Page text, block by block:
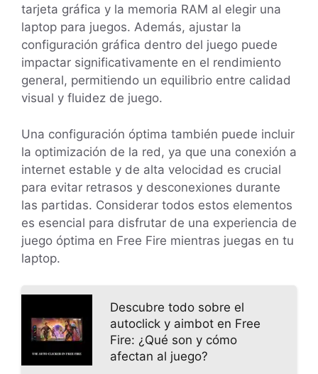
tarjeta gráfica y la memoria RAM al elegir una
laptop para juegos. Además, ajustar la
configuración gráfica dentro del juego puede
impactar significativamente en el rendimiento
general, permitiendo un equilibrio entre calidad
visual y fluidez de juego.
Una configuración óptima también puede incluir
la optimización de la red, ya que una conexión a
internet estable y de alta velocidad es crucial
para evitar retrasos y desconexiones durante
las partidas. Considerar todos estos elementos
es esencial para disfrutar de una experiencia de
juego óptima en Free Fire mientras juegas en tu
laptop.
Descubre todo sobre el
autoclick y aimbot en Free
Fire: ¿Qué son y cómo
afectan al juego?